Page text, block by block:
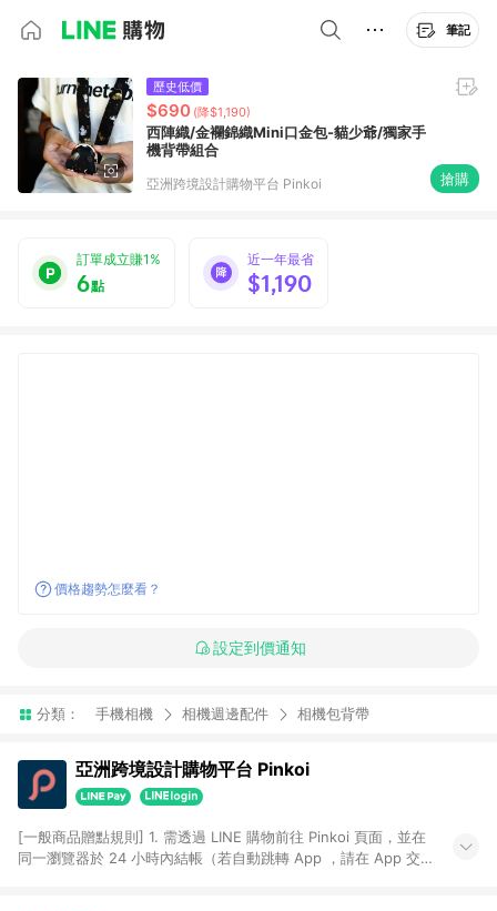
筆記
歷史低價
$690 (降$1,190)
西陣織/金襴錦織Mini口金包-貓少爺/獨家手
機背帶組合
亞洲跨境設計購物平台 Pinkoi 搶購
訂單成立賺1%
6點
近一年最省
$1,190
價格趨勢怎麼看？
設定到價通知
分類： 手機相機 相機週邊配件 相機包背帶
亞洲跨境設計購物平台 Pinkoi
[一般商品贈點規則] 1. 需透過 LINE 購物前往 Pinkoi 頁面，並在
同一瀏覽器於 24 小時內結帳（若自動跳轉 App ，請在 App 交